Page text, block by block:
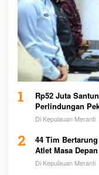
1
Rp52 Juta
Perlindungan
Di Kepulauan Meranti
2
44 Tim
Atlet Masa Depan
Di Kepulauan Meranti